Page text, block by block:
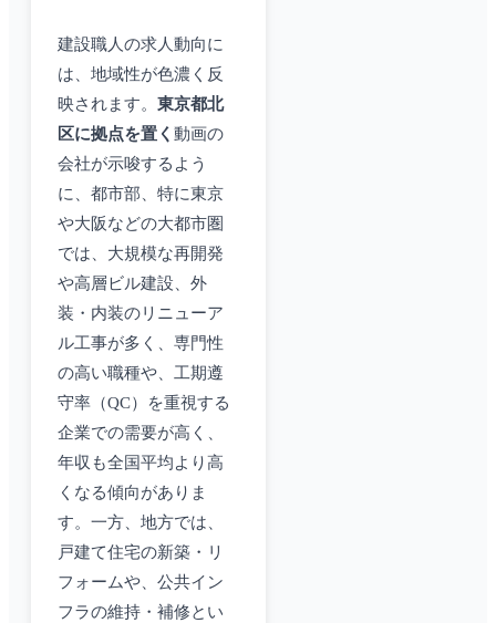
建設職人の求人動向に
は、地域性が色濃く反
映されます。 東京都北
区に拠点を置く 動画の
会社が示唆するよう
に、都市部、特に東京
や大阪などの大都市圏
では、大規模な再開発
や高層ビル建設、外
装・内装のリニューア
ル工事が多く、専門性
の高い職種や、工期遵
守率（QC）を重視する
企業での需要が高く、
年収も全国平均より高
くなる傾向がありま
す。一方、地方では、
戸建て住宅の新築・リ
フォームや、公共イン
フラの維持・補修とい